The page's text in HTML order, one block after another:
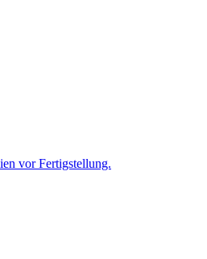
vor Fertigstellung.